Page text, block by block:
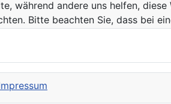
während andere uns helfen,
Bitte beachten Sie, dass bei